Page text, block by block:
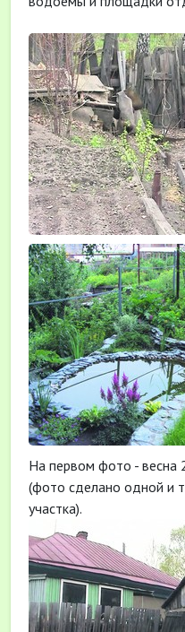
На первом фото - весна
(фото сделано одной и
участка).